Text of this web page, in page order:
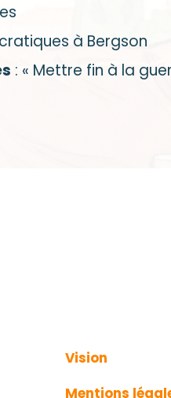
à Bergson
: « Mettre fin à la
Vision
Mentions